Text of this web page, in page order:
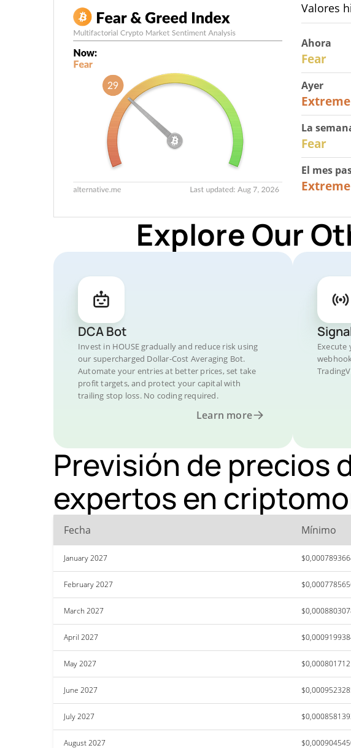
Valores
Ahora
Fear
Ayer
La
Fear
El mes
Explore Our
DCA Bot
Invest in HOUSE gradually and reduce risk using
our supercharged Dollar-Cost Averaging Bot.
Automate your entries at better prices, set take
profit targets, and protect your capital with
trailing stop loss. No coding required.
Learn more
Execute
Previsión de precios
expertos en
Fecha Mínimo
January 2027
February 2027
March 2027
April 2027
May 2027
June 2027
July 2027
August 2027